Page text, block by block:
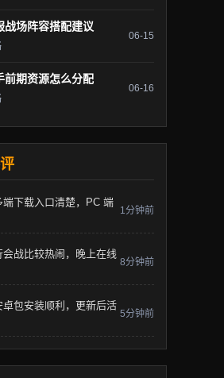
战场阵容搭配建议
06-15
前期资源怎么分配
06-16
端下载入口清楚，PC 端
1分钟前
会战比较热闹，晚上在线
8分钟前
卓包安装顺利，更新后活
5分钟前